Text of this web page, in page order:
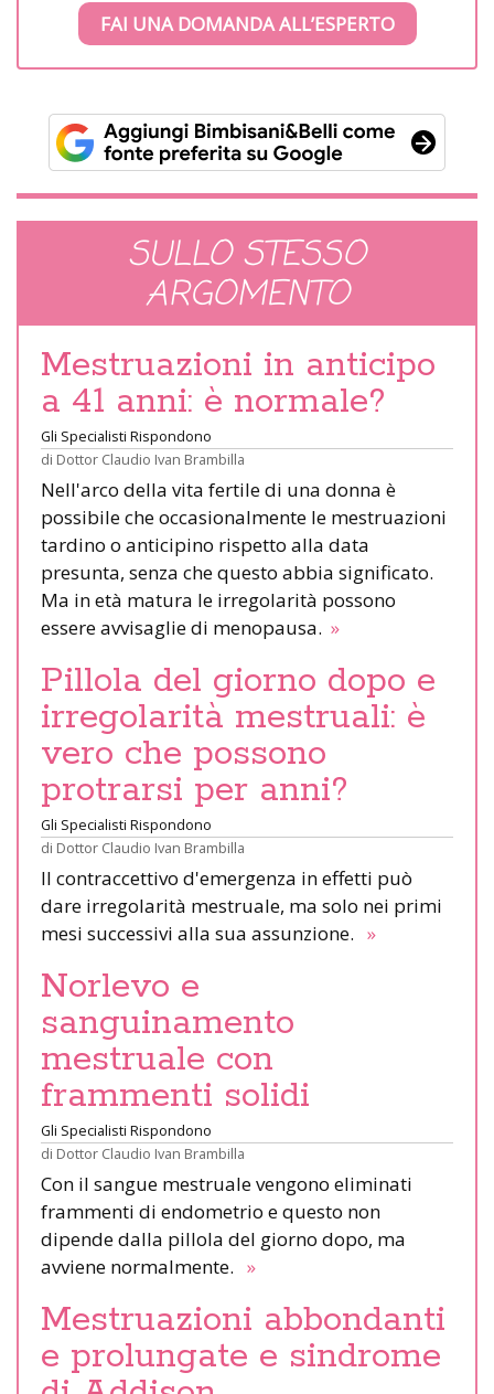
FAI UNA DOMANDA ALL’ESPERTO
SULLO STESSO
ARGOMENTO
Mestruazioni in anticipo
a 41 anni: è normale?
Gli Specialisti Rispondono
di Dottor Claudio Ivan Brambilla
Nell'arco della vita fertile di una donna è
possibile che occasionalmente le mestruazioni
tardino o anticipino rispetto alla data
presunta, senza che questo abbia significato.
Ma in età matura le irregolarità possono
essere avvisaglie di menopausa. »
Pillola del giorno dopo e
irregolarità mestruali: è
vero che possono
protrarsi per anni?
Gli Specialisti Rispondono
di Dottor Claudio Ivan Brambilla
Il contraccettivo d'emergenza in effetti può
dare irregolarità mestruale, ma solo nei primi
mesi successivi alla sua assunzione. »
Norlevo e
sanguinamento
mestruale con
frammenti solidi
Gli Specialisti Rispondono
di Dottor Claudio Ivan Brambilla
Con il sangue mestruale vengono eliminati
frammenti di endometrio e questo non
dipende dalla pillola del giorno dopo, ma
avviene normalmente. »
Mestruazioni abbondanti
e prolungate e sindrome